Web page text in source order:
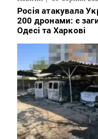
Росія атакувала
200 дронами: є
Одесі та Харкові